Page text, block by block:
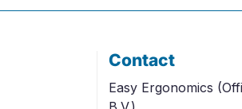
Contact
Easy Ergonomics